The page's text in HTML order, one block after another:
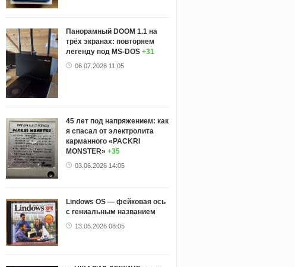
Панорамный DOOM 1.1 на
трёх экранах: повторяем
легенду под MS-DOS +31
06.07.2026 11:05
45 лет под напряжением: как
я спасал от электролита
карманного «PACKRI
MONSTER» +35
03.06.2026 14:05
Lindows OS — фейковая ось
с гениальным названием
13.05.2026 08:05